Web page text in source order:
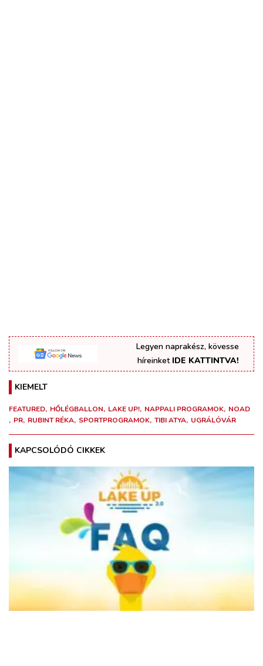
Legyen naprakész, kövesse
híreinket IDE KATTINTVA!
KIEMELT
FEATURED HŐLÉGBALLON LAKE UP! NAPPALI PROGRAMOK NOAD
PR RUBINT RÉKA SPORTPROGRAMOK TIBI ATYA UGRÁLÓVÁR
KAPCSOLÓDÓ CIKKEK